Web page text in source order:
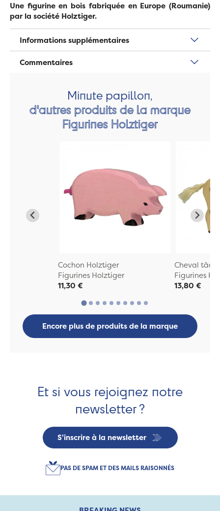
Une figurine en bois fabriquée en Europe (Roumanie)
par la société Holztiger.
Informations supplémentaires
Commentaires
Minute papillon,
d'autres produits de la marque
Figurines Holztiger
Cochon Holztiger
Figurines Holztiger
11,30 €
Cheval
Figurines
13,80 €
Encore plus de produits de la marque
Et si vous rejoignez notre
newsletter ?
S'inscrire à la newsletter
PAS DE SPAM ET DES MAILS RAISONNÉS